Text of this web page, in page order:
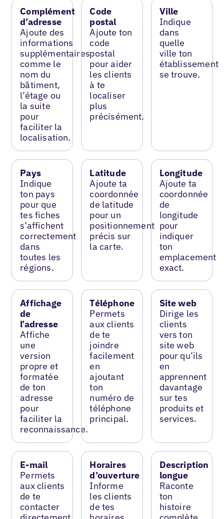
Complément
d’adresse
Ajoute des
informations
supplémentaires
comme le
nom du
bâtiment,
l’étage ou
la suite
pour
faciliter la
localisation.
Code
postal
Ajoute ton
code
postal
pour aider
les clients
à te
localiser
plus
précisément.
Ville
Indique
dans
quelle
ville ton
établissement
se trouve.
Pays
Indique
ton pays
pour que
tes fiches
s’affichent
correctement
dans
toutes les
régions.
Latitude
Ajoute ta
coordonnée
de latitude
pour un
positionnement
précis sur
la carte.
Longitude
Ajoute ta
coordonnée
de
longitude
pour
indiquer
ton
emplacement
exact.
Affichage
de
l’adresse
Affiche
une
version
propre et
formatée
de ton
adresse
pour
faciliter la
reconnaissance.
Téléphone
Permets
aux clients
de te
joindre
facilement
en
ajoutant
ton
numéro de
téléphone
principal.
Site web
Dirige les
clients
vers ton
site web
pour qu’ils
en
apprennent
davantage
sur tes
produits et
services.
E-mail
Permets
aux clients
de te
contacter
Horaires
d’ouverture
Informe
les clients
de tes
Description
longue
Raconte
ton
histoire